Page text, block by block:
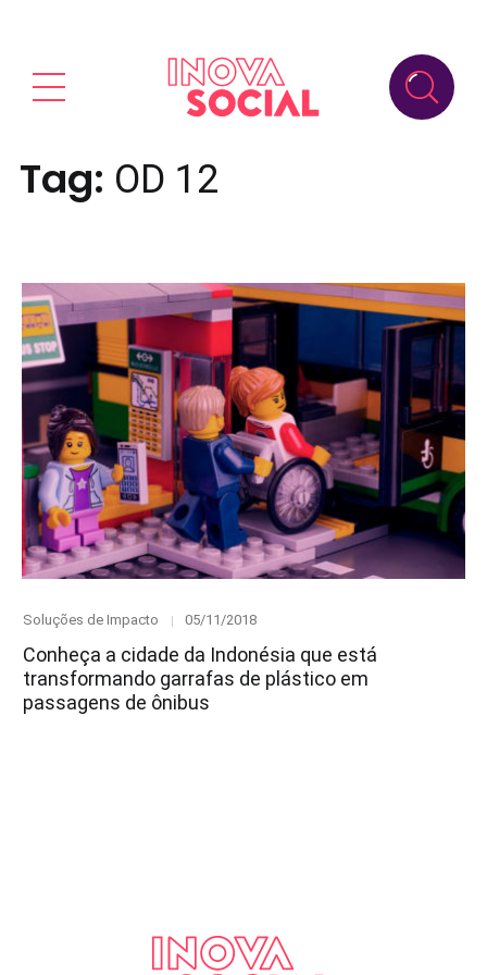
Tag: OD 12
Category
Soluções de Impacto
Posted
05/11/2018
Conheça a cidade da Indonésia que está
transformando garrafas de plástico em
passagens de ônibus